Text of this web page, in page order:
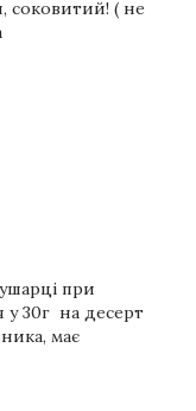
соковитий! ( не
при
у 30г на десерт
має